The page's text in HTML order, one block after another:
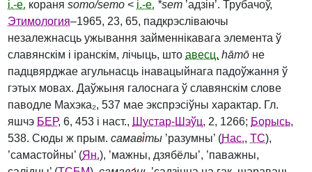
і.-е. кораня somo/semo < і.-е. *sem ’адзін’. Трубачоў,
Этимология–1965, 23, 65, падкрэсліваючы
незалежнасць ужывання займеннікавага элемента ў
славянскім і іранскім, лічыць, што авесц. hāmō не
падцвярджае агульнасць інавацыйнага падоўжання ў
гэтых мовах. Даўжыня галоснага ў славянскім слове
паводле Махэка₂, 537 мае экспрэсіўны характар. Гл.
яшчэ БЕР, 6, 453 і наст., Шустар-Шэўц, 2, 1266; Борысь,
538. Сюды ж прым. самаві́ты ’разумны’ (Нас., ТС),
’самастойны’ (Ян.), ’мажны, дзябёлы’, ’паважны,